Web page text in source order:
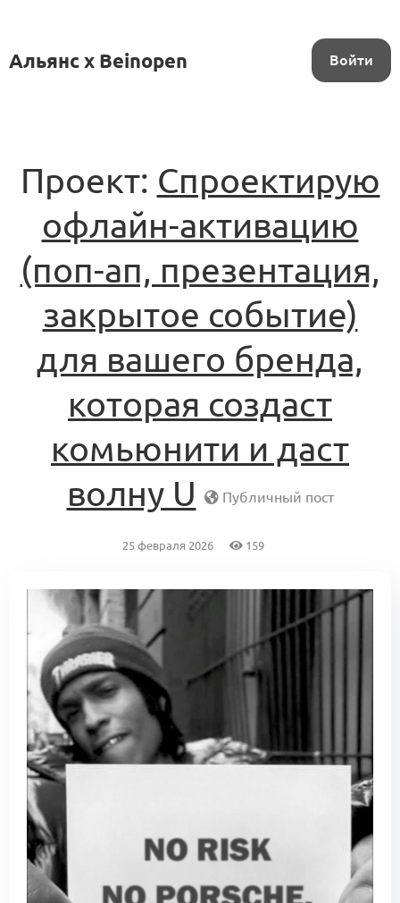
Альянс x Beinopen Войти
Проект: Спроектирую
офлайн-активацию
(поп-ап, презентация,
закрытое событие)
для вашего бренда,
которая создаст
комьюнити и даст
волну U
Публичный пост
25 февраля 2026 159